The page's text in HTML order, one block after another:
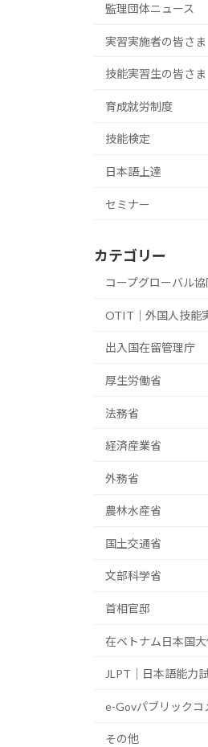
監理団体ニュース
実習実施者の皆さま
技能実習生の皆さま
育成就労制度
技能検定
日本語上達
セミナー
カテゴリー
コープグローバル
OTIT｜外国人技能
出入国在留管理庁
厚生労働省
法務省
経済産業省
外務省
農林水産省
国土交通省
文部科学省
首相官邸
在ベトナム日本国
JLPT｜日本語能力
e-Govパブリックコ
その他